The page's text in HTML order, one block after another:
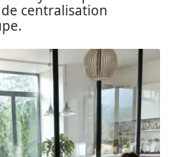
centralisation